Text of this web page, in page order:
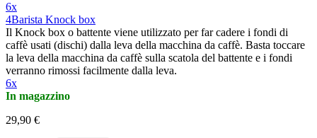
6x
4Barista Knock box
Il Knock box o battente viene utilizzato per far cadere i fondi di
caffè usati (dischi) dalla leva della macchina da caffè. Basta toccare
la leva della macchina da caffè sulla scatola del battente e i fondi
verranno rimossi facilmente dalla leva.
6x
In magazzino
29,90 €